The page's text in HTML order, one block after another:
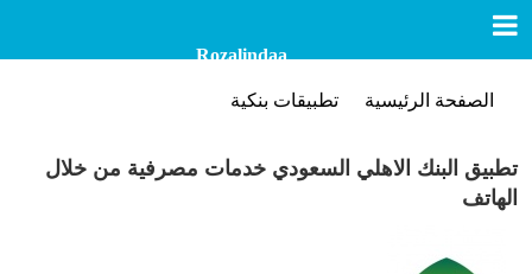
Rozalindaa
الصفحة الرئيسية تطبيقات بنكية
تطبيق البنك الاهلي السعودي خدمات مصرفية من خلال
الهاتف